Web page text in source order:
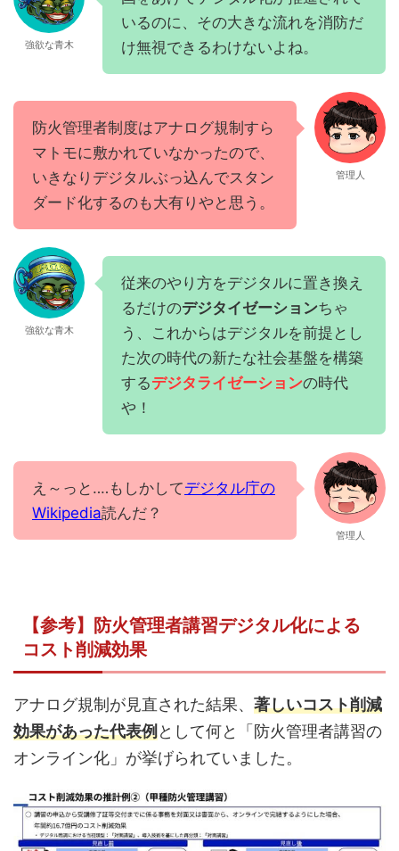
強欲な青木
いるのに、その大きな流れを消防だ
け無視できるわけないよね。
防火管理者制度はアナログ規制すら
マトモに敷かれていなかったので、
いきなりデジタルぶっ込んでスタン
ダード化するのも大有りやと思う。
管理人
強欲な青木
従来のやり方をデジタルに置き換え
るだけのデジタイゼーションちゃ
う、これからはデジタルを前提とし
た次の時代の新たな社会基盤を構築
するデジタライゼーションの時代
や！
え～っと‥‥もしかしてデジタル庁の
Wikipedia読んだ？
管理人
【参考】防火管理者講習デジタル化による
コスト削減効果
アナログ規制が見直された結果、 著しいコスト削減
効果があった代表例として何と「防火管理者講習の
オンライン化」が挙げられていました。